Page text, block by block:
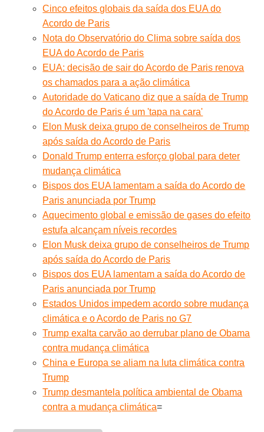
Cinco efeitos globais da saída dos EUA do
Acordo de Paris
Nota do Observatório do Clima sobre saída dos
EUA do Acordo de Paris
EUA: decisão de sair do Acordo de Paris renova
os chamados para a ação climática
Autoridade do Vaticano diz que a saída de Trump
do Acordo de Paris é um 'tapa na cara'
Elon Musk deixa grupo de conselheiros de Trump
após saída do Acordo de Paris
Donald Trump enterra esforço global para deter
mudança climática
Bispos dos EUA lamentam a saída do Acordo de
Paris anunciada por Trump
Aquecimento global e emissão de gases do efeito
estufa alcançam níveis recordes
Elon Musk deixa grupo de conselheiros de Trump
após saída do Acordo de Paris
Bispos dos EUA lamentam a saída do Acordo de
Paris anunciada por Trump
Estados Unidos impedem acordo sobre mudança
climática e o Acordo de Paris no G7
Trump exalta carvão ao derrubar plano de Obama
contra mudança climática
China e Europa se aliam na luta climática contra
Trump
Trump desmantela política ambiental de Obama
contra a mudança climática=